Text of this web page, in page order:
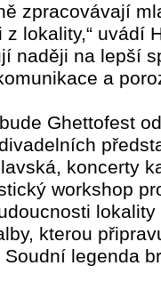
zpracovávají
lokality,“ uvádí
naději na lepší
a
Ghettofest
koncerty
workshop
kterou
legenda